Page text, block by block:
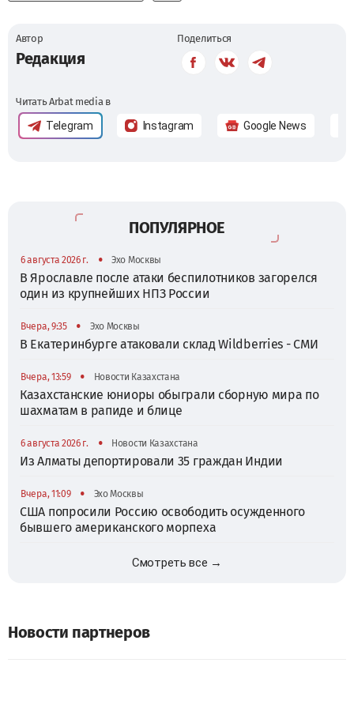
Автор
Редакция
Поделиться
Читать Arbat media в
Telegram Instagram Google News
ПОПУЛЯРНОЕ
6 августа 2026 г. • Эхо Москвы
В Ярославле после атаки беспилотников загорелся
один из крупнейших НПЗ России
Вчера, 9:35 • Эхо Москвы
В Екатеринбурге атаковали склад Wildberries - СМИ
Вчера, 13:59 • Новости Казахстана
Казахстанские юниоры обыграли сборную мира по
шахматам в рапиде и блице
6 августа 2026 г. • Новости Казахстана
Из Алматы депортировали 35 граждан Индии
Вчера, 11:09 • Эхо Москвы
США попросили Россию освободить осужденного
бывшего американского морпеха
Смотреть все →
Новости партнеров